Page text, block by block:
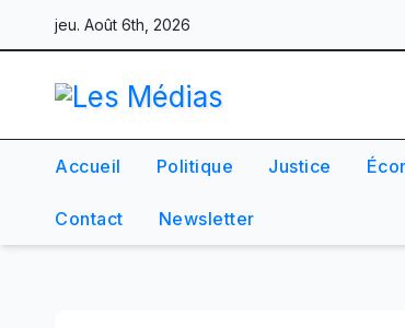
to
content
jeu. Août 6th, 2026
Accueil Politique Justice
Contact Newsletter